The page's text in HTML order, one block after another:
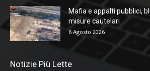
Mafia e appalti pubblici,
misure cautelari
6 Agosto 2026
Notizie Più Lette